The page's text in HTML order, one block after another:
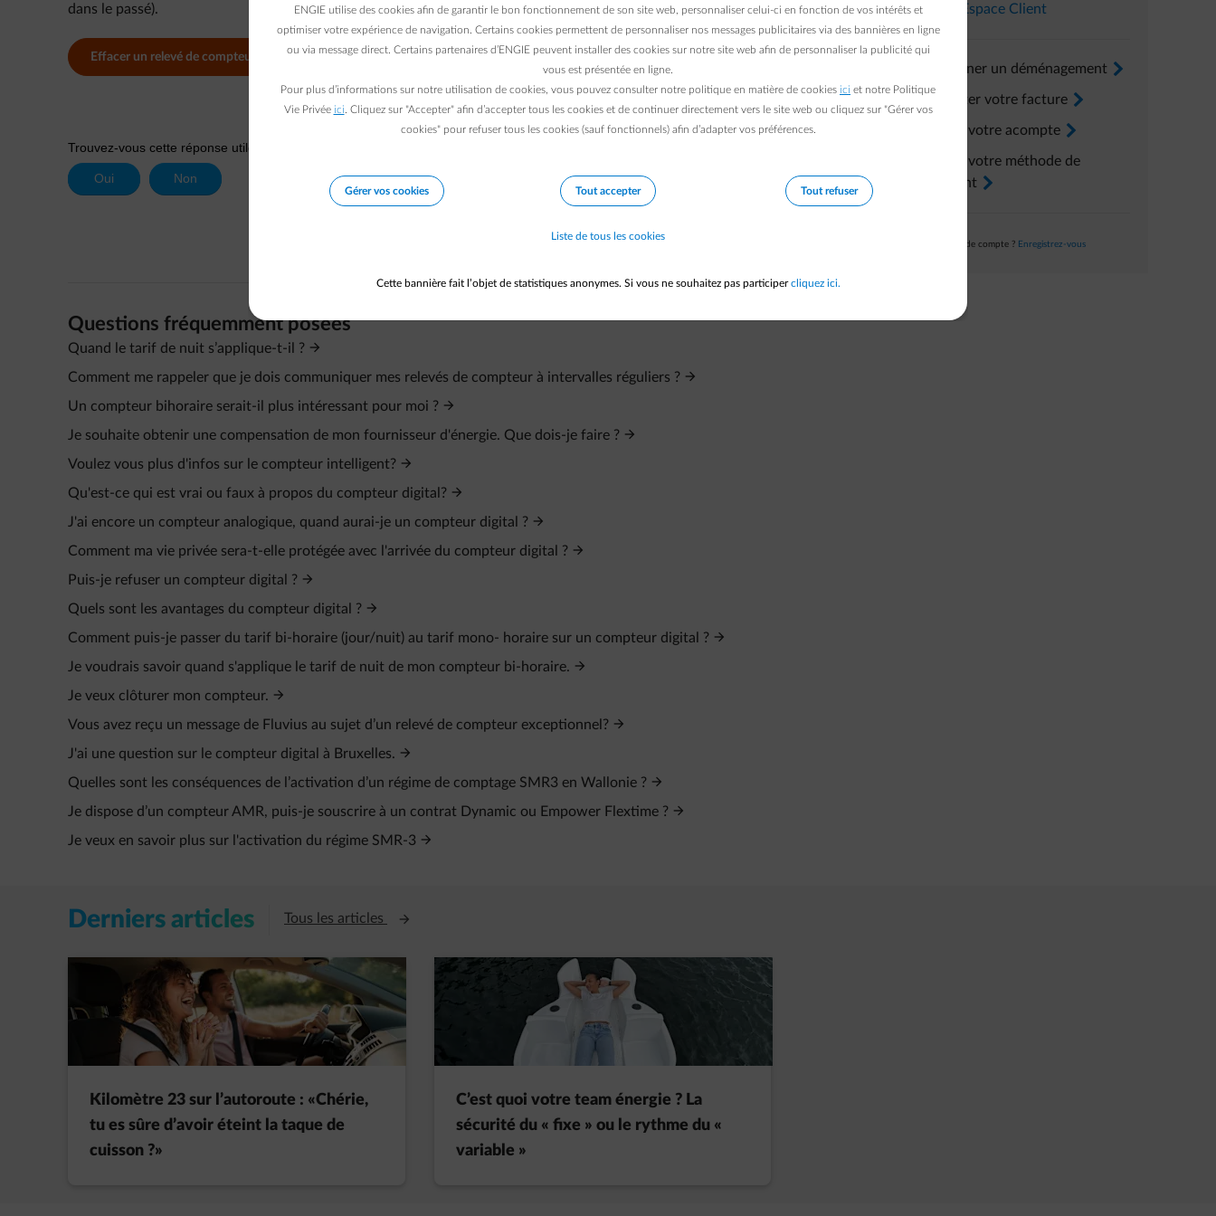
dans le passé).
Effacer un relevé de compteur
Questions fréquemment posées
Quand le tarif de nuit s’applique-t-il ?
Comment me rappeler que je dois communiquer mes relevés de compteur à intervalles réguliers ?
Un compteur bihoraire serait-il plus intéressant pour moi ?
Je souhaite obtenir une compensation de mon fournisseur d'énergie. Que dois-je faire ?
Voulez vous plus d'infos sur le compteur intelligent?
Qu'est-ce qui est vrai ou faux à propos du compteur digital?
J'ai encore un compteur analogique, quand aurai-je un compteur digital ?
Comment ma vie privée sera-t-elle protégée avec l'arrivée du compteur digital ?
Puis-je refuser un compteur digital ?
Quels sont les avantages du compteur digital ?
Comment puis-je passer du tarif bi-horaire (jour/nuit) au tarif mono- horaire sur un compteur digital ?
Je voudrais savoir quand s'applique le tarif de nuit de mon compteur bi-horaire.
Je veux clôturer mon compteur.
Vous avez reçu un message de Fluvius au sujet d’un relevé de compteur exceptionnel?
J'ai une question sur le compteur digital à Bruxelles.
Quelles sont les conséquences de l’activation d’un régime de comptage SMR3 en Wallonie ?
Je dispose d’un compteur AMR, puis-je souscrire à un contrat Dynamic ou Empower Flextime ?
Je veux en savoir plus sur l'activation du régime SMR-3
Dans l’ Espace Client
Renseigner un déménagement arrow-right
Consulter votre facture arrow-right
Ajuster votre acompte arrow-right
Ajuster votre méthode de
paiement arrow-right
Pas encore de compte ? Enregistrez-vous
Derniers articles Tous les articles Ouvre un nouvel onglet
Kilomètre 23 sur l’autoroute : «Chérie,
tu es sûre d’avoir éteint la taque de
cuisson ?»
C’est quoi votre team énergie ? La
sécurité du « fixe » ou le rythme du «
variable »
ENGIE utilise des cookies afin de garantir le bon fonctionnement de son site web, personnaliser celui-ci en fonction de vos intérêts et
optimiser votre expérience de navigation. Certains cookies permettent de personnaliser nos messages publicitaires via des bannières en ligne
ou via message direct. Certains partenaires d’ENGIE peuvent installer des cookies sur notre site web afin de personnaliser la publicité qui
vous est présentée en ligne.
Pour plus d’informations sur notre utilisation de cookies, vous pouvez consulter notre politique en matière de cookies ici et notre Politique
Vie Privée ici . Cliquez sur "Accepter" afin d’accepter tous les cookies et de continuer directement vers le site web ou cliquez sur "Gérer vos
cookies" pour refuser tous les cookies (sauf fonctionnels) afin d’adapter vos préférences.
Gérer vos cookies Tout accepter Tout refuser
Liste de tous les cookies
Cette bannière fait l’objet de statistiques anonymes. Si vous ne souhaitez pas participercliquez ici.